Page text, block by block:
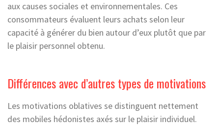
aux causes sociales et environnementales. Ces
consommateurs évaluent leurs achats selon leur
capacité à générer du bien autour d’eux plutôt que par
le plaisir personnel obtenu.
Différences avec d’autres types de motivations
Les motivations oblatives se distinguent nettement
des mobiles hédonistes axés sur le plaisir individuel.